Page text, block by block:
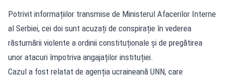
Potrivit informațiilor transmise de Ministerul Afacerilor Interne
al Serbiei, cei doi sunt acuzați de conspirație în vederea
răsturnării violente a ordinii constituționale și de pregătirea
unor atacuri împotriva angajaților instituției.
Cazul a fost relatat de agenția ucraineană UNN, care